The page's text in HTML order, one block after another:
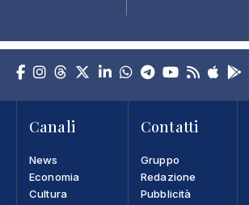
Canali
News
Economia
Cultura
Contatti
Gruppo
Redazione
Pubblicità